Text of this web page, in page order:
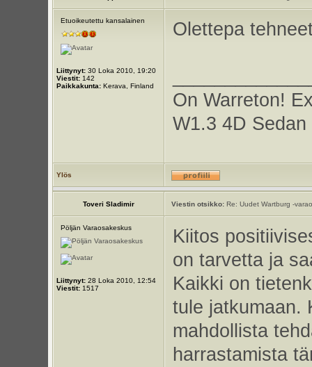
Etuoikeutettu kansalainen
Liittynyt:30 Loka 2010, 19:20
Viestit:142
Paikkakunta:Kerava, Finland
Olettepa
On Warreton!
W1.3 4D
Ylös
Toveri Sladimir Viestin otsikko:Re: Uudet Wartburg -
Pöljän Varaosakeskus
Liittynyt:28 Loka 2010, 12:54
Viestit:1517
Kiitos
on tarvetta ja
Kaikki on
tule jatkumaan.
mahdollista
harrastamista